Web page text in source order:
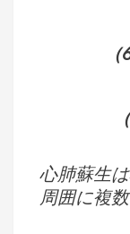
心肺蘇生
周囲に複